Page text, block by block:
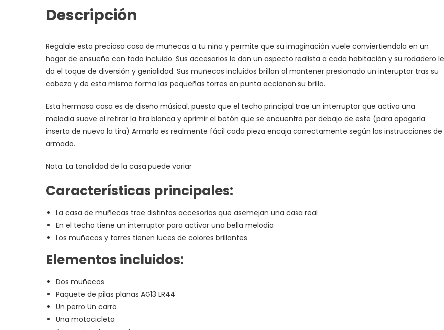
Descripción
Regalale esta preciosa casa de muñecas a tu niña y permite que su imaginación vuele conviertiendola en un
hogar de ensueño con todo incluido. Sus accesorios le dan un aspecto realista a cada habitación y su rodadero le
da el toque de diversión y genialidad. Sus muñecos incluidos brillan al mantener presionado un interuptor tras su
cabeza y de esta misma forma las pequeñas torres en punta accionan su brillo.
Esta hermosa casa es de diseño músical, puesto que el techo principal trae un interruptor que activa una
melodia suave al retirar la tira blanca y oprimir el botón que se encuentra por debajo de este (para apagarla
inserta de nuevo la tira) Armarla es realmente fácil cada pieza encaja correctamente según las instrucciones de
armado.
Nota: La tonalidad de la casa puede variar
Características principales:
La casa de muñecas trae distintos accesorios que asemejan una casa real
En el techo tiene un interruptor para activar una bella melodia
Los muñecos y torres tienen luces de colores brillantes
Elementos incluidos:
Dos muñecos
Paquete de pilas planas AG13 LR44
Un perro Un carro
Una motocicleta